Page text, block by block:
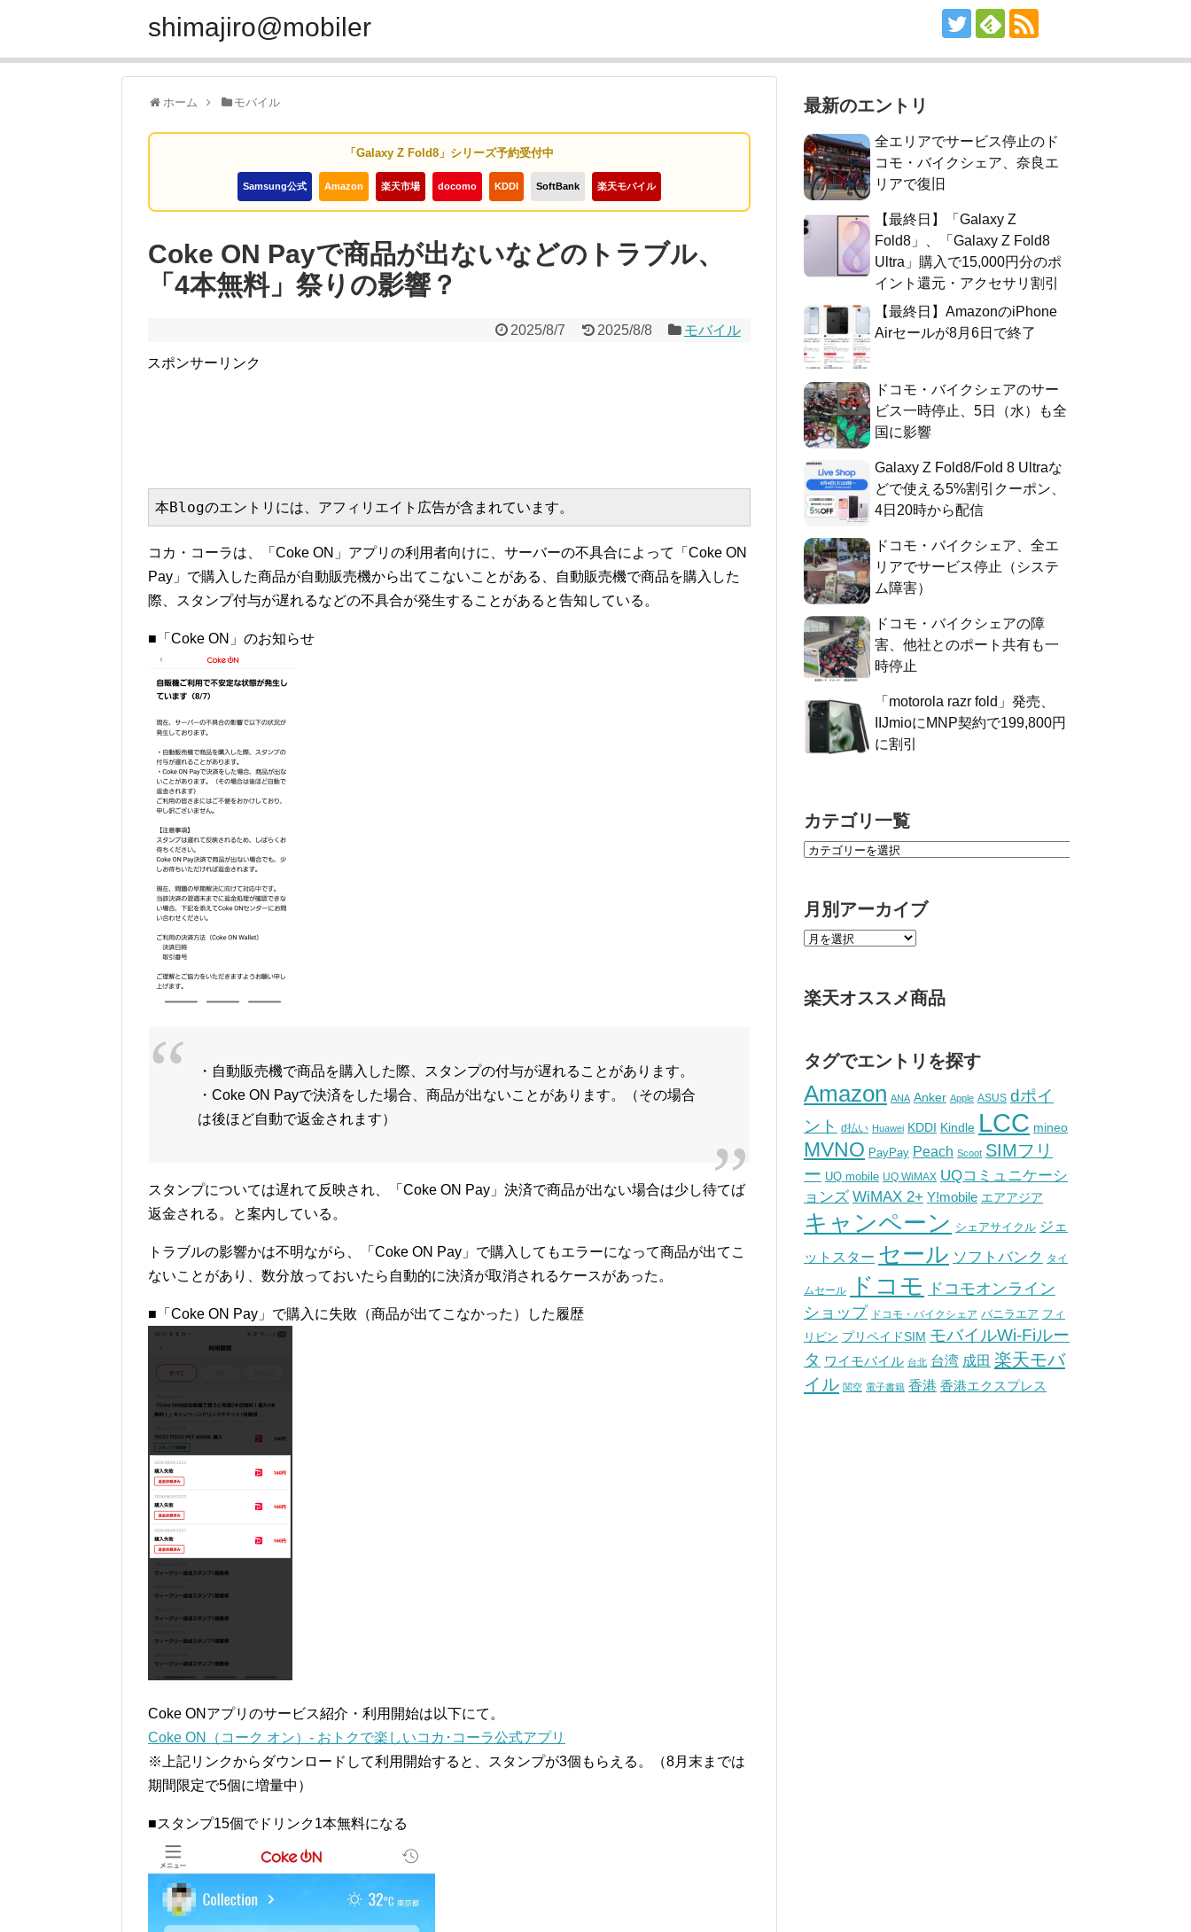
shimajiro@mobiler
ホーム モバイル
「Galaxy Z Fold8」シリーズ予約受付中
Samsung公式 Amazon 楽天市場 docomo KDDI SoftBank 楽天モバイル
Coke ON Payで商品が出ないなどのトラブル、
「4本無料」祭りの影響？
2025/8/7 2025/8/8 モバイル
スポンサーリンク
本Blogのエントリには、アフィリエイト広告が含まれています。
コカ・コーラは、「Coke ON」アプリの利用者向けに、サーバーの不具合によって「Coke ON
Pay」で購入した商品が自動販売機から出てこないことがある、自動販売機で商品を購入した
際、スタンプ付与が遅れるなどの不具合が発生することがあると告知している。
■「Coke ON」のお知らせ
・自動販売機で商品を購入した際、スタンプの付与が遅れることがあります。
・Coke ON Payで決済をした場合、商品が出ないことがあります。（その場合
は後ほど自動で返金されます）
スタンプについては遅れて反映され、「Coke ON Pay」決済で商品が出ない場合は少し待てば
返金される。と案内している。
トラブルの影響かは不明ながら、「Coke ON Pay」で購入してもエラーになって商品が出てこ
ないことがあり、数分放っておいたら自動的に決済が取消されるケースがあった。
■「Coke ON Pay」で購入に失敗（商品が出てこなかった）した履歴
Coke ONアプリのサービス紹介・利用開始は以下にて。
Coke ON（コーク オン）- おトクで楽しいコカ･コーラ公式アプリ
※上記リンクからダウンロードして利用開始すると、スタンプが3個もらえる。（8月末までは
期間限定で5個に増量中）
■スタンプ15個でドリンク1本無料になる
最新のエントリ
全エリアでサービス停止のド
コモ・バイクシェア、奈良エ
リアで復旧
【最終日】「Galaxy Z
Fold8」、「Galaxy Z Fold8
Ultra」購入で15,000円分のポ
イント還元・アクセサリ割引
【最終日】AmazonのiPhone
Airセールが8月6日で終了
ドコモ・バイクシェアのサー
ビス一時停止、5日（水）も全
国に影響
Galaxy Z Fold8/Fold 8 Ultraな
どで使える5%割引クーポン、
4日20時から配信
ドコモ・バイクシェア、全エ
リアでサービス停止（システ
ム障害）
ドコモ・バイクシェアの障
害、他社とのポート共有も一
時停止
「motorola razr fold」発売、
IIJmioにMNP契約で199,800円
に割引
カテゴリ一覧
月別アーカイブ
楽天オススメ商品
タグでエントリを探す
Amazon ANA Anker Apple ASUS dポイ
ント
d払い Huawei KDDI Kindle LCC mineo
MVNO PayPay Peach Scoot SIMフリ
ー UQ mobile UQ WiMAX UQコミュニケーシ
ョンズ WiMAX 2+ Y!mobile エアアジア
キャンペーン シェアサイクル ジェ
ットスター セール ソフトバンク タイ
ムセール ドコモ
ドコモオンライン
ショップ ドコモ・バイクシェア バニラエア フィ
リピン プリペイドSIM モバイルWi-Fiルー
タ ワイモバイル 台北 台湾 成田 楽天モバ
イル 関空 電子書籍 香港 香港エクスプレス